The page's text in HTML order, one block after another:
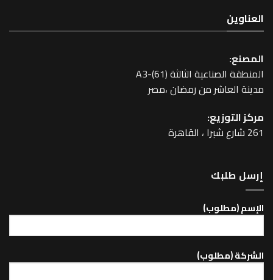
العناوين
المصنع:
المنطقة الصناعية الثالثة A3-(61)
مدينة العاشر من رمضان ،مصر
مركز التوزيع:
261 شارع شبرا ، القاهرة
إرسل طلبك
اﻹسم (مطلوب)
الشركة (مطلوب)